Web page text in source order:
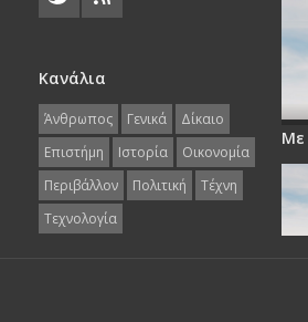
Κανάλια
Άνθρωπος Γενικά
Δίκαιο
Επιστήμη
Ιστορία
Οικονομία
Περιβάλλον
Πολιτική
Τέχνη
Τεχνολογία
Με